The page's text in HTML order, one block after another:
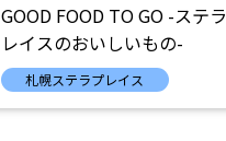
GOOD FOOD TO GO -ステ
レイスのおいしいもの-
札幌ステラプレイス